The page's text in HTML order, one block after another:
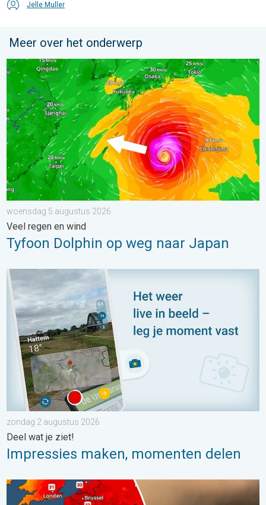
Jelle Muller
Meer over het onderwerp
Tyfoon Dolphin op weg naar Japan. Veel regen en wind. . .
woensdag 5 augustus 2026
Veel regen en wind
Tyfoon Dolphin op weg naar Japan
Impressies maken, momenten delen. Deel wat je ziet!. . .
zondag 2 augustus 2026
Deel wat je ziet!
Impressies maken, momenten delen
Ernstige bosbranden in Zuidwest-Europa. Grootschalige